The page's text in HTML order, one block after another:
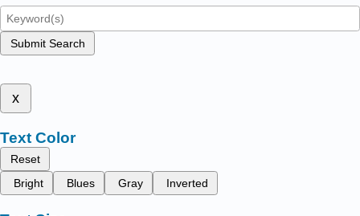
Submit Search
x
Text Color
Reset
Bright
Blues Gray Inverted